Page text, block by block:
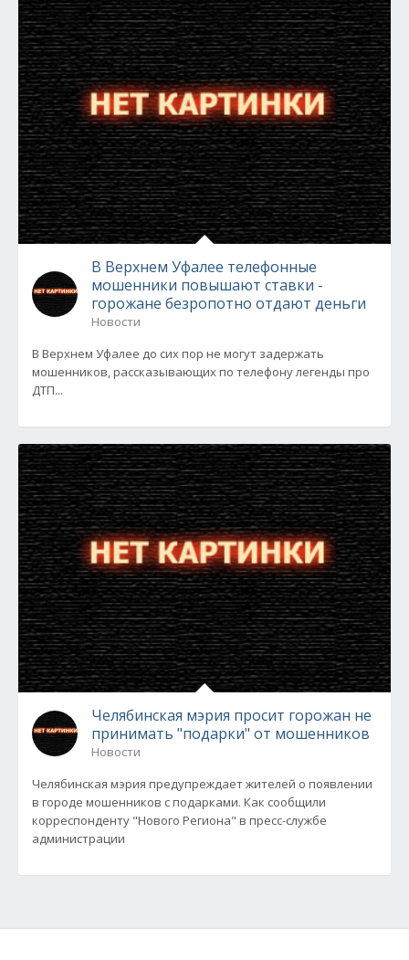
В Верхнем Уфалее телефонные
мошенники повышают ставки -
горожане безропотно отдают деньги
Новости
В Верхнем Уфалее до сих пор не могут задержать
мошенников, рассказывающих по телефону легенды про
ДТП...
Челябинская мэрия просит горожан не
принимать "подарки" от мошенников
Новости
Челябинская мэрия предупреждает жителей о появлении
в городе мошенников с подарками. Как сообщили
корреспонденту "Нового Региона" в пресс-службе
администрации